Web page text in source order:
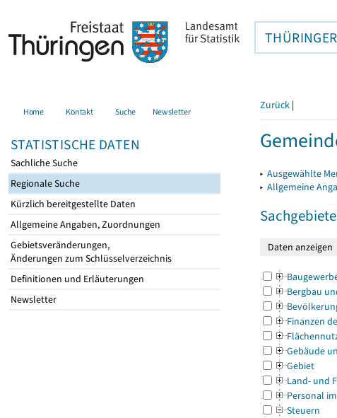
Home Kontakt Suche Newsletter
STATISTISCHE DATEN
Sachliche Suche
Regionale Suche
Kürzlich bereitgestellte Daten
Allgemeine Angaben, Zuordnungen
Gebietsveränderungen,
Änderungen zum Schlüsselverzeichnis
Definitionen und Erläuterungen
Newsletter
Zurück |
▸ Ausgewählte
▸ Allgemeine
Sachgebiete
Bergbau
Finanzen
Gebäude
Gebiet
Land- und
Personal
Steuern